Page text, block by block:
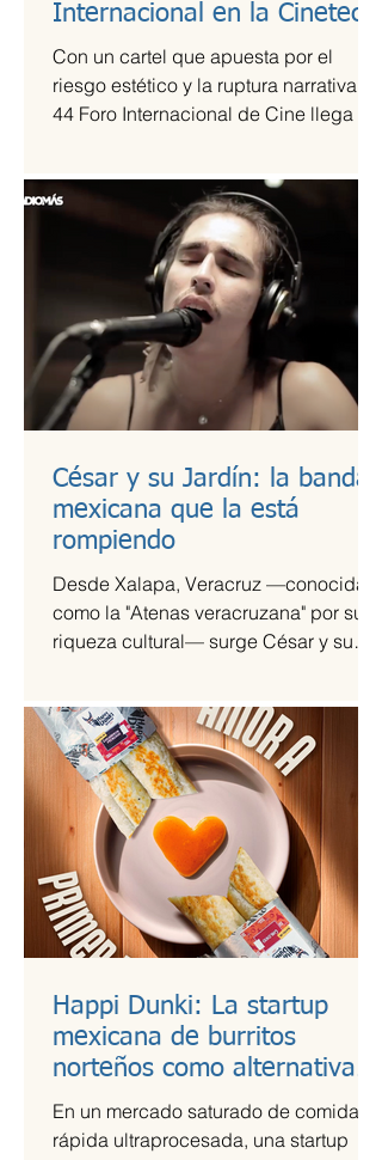
Internacional en la Cineteca
Nacional
Con un cartel que apuesta por el
riesgo estético y la ruptura narrativa, el
44 Foro Internacional de Cine llega a
de vanguardia.
César y su Jardín: la banda
mexicana que la está
rompiendo
Desde Xalapa, Veracruz —conocida
como la "Atenas veracruzana" por su
riqueza cultural— surge César y su
en la escena de la música de fusión.
Happi Dunki: La startup
mexicana de burritos
norteños como alternativa
nutritiva
En un mercado saturado de comida
rápida ultraprocesada, una startup